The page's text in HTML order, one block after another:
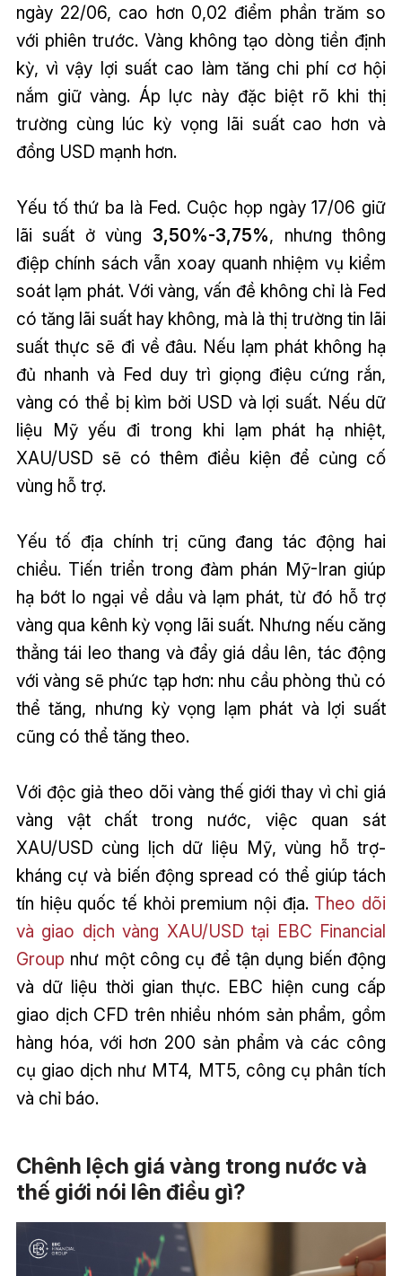
ngày 22/06, cao hơn 0,02 điểm phần trăm so
với phiên trước. Vàng không tạo dòng tiền định
kỳ, vì vậy lợi suất cao làm tăng chi phí cơ hội
nắm giữ vàng. Áp lực này đặc biệt rõ khi thị
trường cùng lúc kỳ vọng lãi suất cao hơn và
đồng USD mạnh hơn.
Yếu tố thứ ba là Fed. Cuộc họp ngày 17/06 giữ
lãi suất ở vùng 3,50%-3,75%, nhưng thông
điệp chính sách vẫn xoay quanh nhiệm vụ kiểm
soát lạm phát. Với vàng, vấn đề không chỉ là Fed
có tăng lãi suất hay không, mà là thị trường tin lãi
suất thực sẽ đi về đâu. Nếu lạm phát không hạ
đủ nhanh và Fed duy trì giọng điệu cứng rắn,
vàng có thể bị kìm bởi USD và lợi suất. Nếu dữ
liệu Mỹ yếu đi trong khi lạm phát hạ nhiệt,
XAU/USD sẽ có thêm điều kiện để củng cố
vùng hỗ trợ.
Yếu tố địa chính trị cũng đang tác động hai
chiều. Tiến triển trong đàm phán Mỹ-Iran giúp
hạ bớt lo ngại về dầu và lạm phát, từ đó hỗ trợ
vàng qua kênh kỳ vọng lãi suất. Nhưng nếu căng
thẳng tái leo thang và đẩy giá dầu lên, tác động
với vàng sẽ phức tạp hơn: nhu cầu phòng thủ có
thể tăng, nhưng kỳ vọng lạm phát và lợi suất
cũng có thể tăng theo.
Với độc giả theo dõi vàng thế giới thay vì chỉ giá
vàng vật chất trong nước, việc quan sát
XAU/USD cùng lịch dữ liệu Mỹ, vùng hỗ trợ-
kháng cự và biến động spread có thể giúp tách
tín hiệu quốc tế khỏi premium nội địa. Theo dõi
và giao dịch vàng XAU/USD tại EBC Financial
Group như một công cụ để tận dụng biến động
và dữ liệu thời gian thực. EBC hiện cung cấp
giao dịch CFD trên nhiều nhóm sản phẩm, gồm
hàng hóa, với hơn 200 sản phẩm và các công
cụ giao dịch như MT4, MT5, công cụ phân tích
và chỉ báo.
Chênh lệch giá vàng trong nước và
thế giới nói lên điều gì?